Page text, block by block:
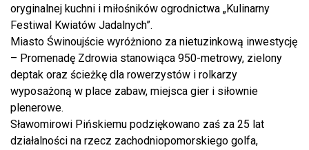
oryginalnej kuchni i miłośników ogrodnictwa „Kulinarny
Festiwal Kwiatów Jadalnych”.
Miasto Świnoujście wyróżniono za nietuzinkową inwestycję
– Promenadę Zdrowia stanowiąca 950-metrowy, zielony
deptak oraz ścieżkę dla rowerzystów i rolkarzy
wyposażoną w place zabaw, miejsca gier i siłownie
plenerowe.
Sławomirowi Pińskiemu podziękowano zaś za 25 lat
działalności na rzecz zachodniopomorskiego golfa,